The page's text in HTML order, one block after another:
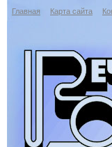
Главная Карта сайта